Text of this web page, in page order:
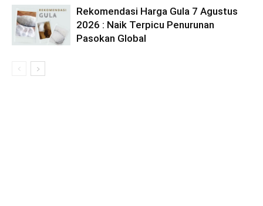
Rekomendasi Harga Gula 7 Agustus
2026 : Naik Terpicu Penurunan
Pasokan Global